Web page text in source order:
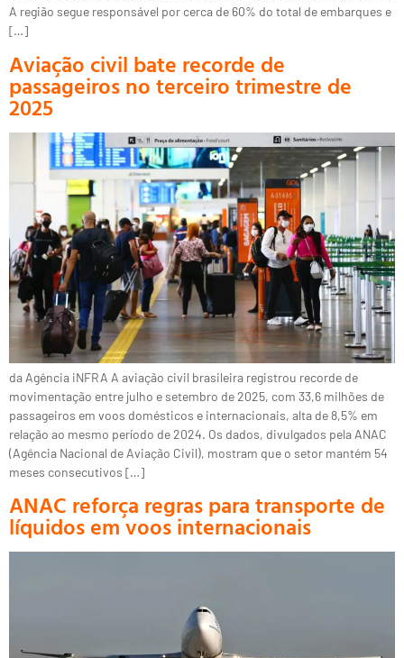
A região segue responsável por cerca de 60% do total de embarques e
[…]
Aviação civil bate recorde de
passageiros no terceiro trimestre de
2025
da Agência iNFRA A aviação civil brasileira registrou recorde de
movimentação entre julho e setembro de 2025, com 33,6 milhões de
passageiros em voos domésticos e internacionais, alta de 8,5% em
relação ao mesmo período de 2024. Os dados, divulgados pela ANAC
(Agência Nacional de Aviação Civil), mostram que o setor mantém 54
meses consecutivos […]
ANAC reforça regras para transporte de
líquidos em voos internacionais